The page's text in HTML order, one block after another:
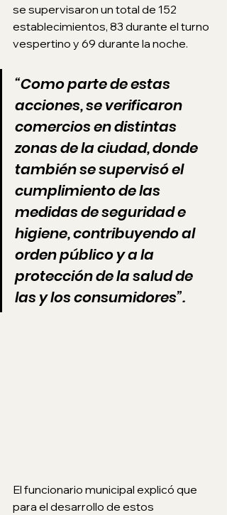
se supervisaron un total de 152
establecimientos, 83 durante el turno
vespertino y 69 durante la noche.
“Como parte de estas
acciones, se verificaron
comercios en distintas
zonas de la ciudad, donde
también se supervisó el
cumplimiento de las
medidas de seguridad e
higiene, contribuyendo al
orden público y a la
protección de la salud de
las y los consumidores”.
El funcionario municipal explicó que
para el desarrollo de estos